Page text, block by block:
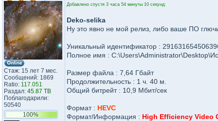
Стаж: 15 лет 7 мес.
Сообщений: 1869
Ratio: 117.051
Раздал: 45.87 TB
Поблагодарили:
50540
100%
Добавлено спустя 3 часа 54 минуты 10 секунд:
Deko-selika
Ну это явно не мой релиз, либо ваше ПО
Уникальный идентификатор :
Полное имя :
Размер файла : 7,64 Гбайт
Продолжительность : 1 ч. 40 м.
Общий битрейт : 10,9 Мбит/сек
Формат : HEVC
Формат/Информация : High Efficiency Video